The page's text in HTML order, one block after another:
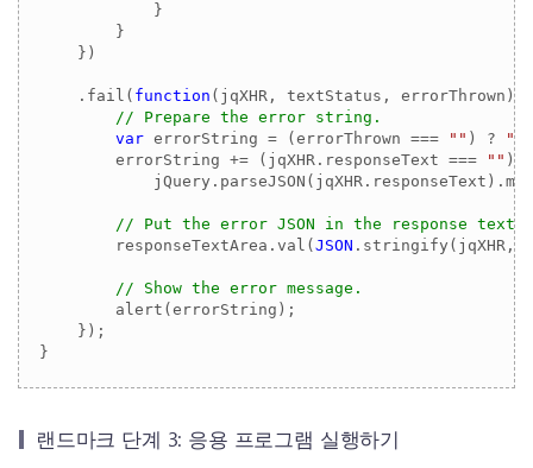
            }
        }
    })
    .fail(
function ( jqXHR, textStatus, errorThrown )
// Prepare the error string.
var errorString = (errorThrown === "" ) ?
        errorString += (jqXHR.responseText ===
"" )
// Put the error JSON in the response
        responseTextArea.val(
JSON .stringify(jqXHR,
// Show the error message.
        alert(errorString);
    });
랜드마크 단계 3: 응용 프로그램 실행하기